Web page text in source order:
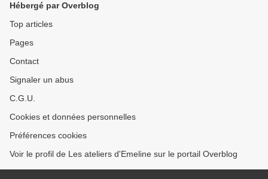
Hébergé par Overblog
Top articles
Pages
Contact
Signaler un abus
C.G.U.
Cookies et données personnelles
Préférences cookies
Voir le profil de Les ateliers d'Emeline sur le portail Overblog